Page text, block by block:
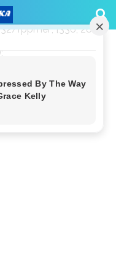
|| {cmd: []};
rppmer', [336, 280],